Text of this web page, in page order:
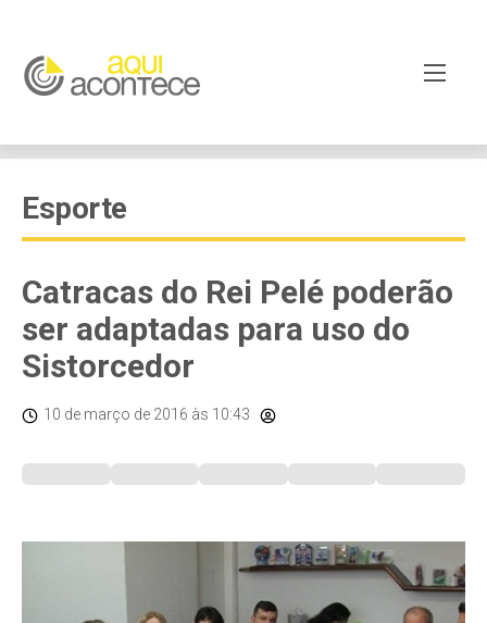
Esporte
Catracas do Rei Pelé poderão
ser adaptadas para uso do
Sistorcedor
10 de março de 2016 às 10:43